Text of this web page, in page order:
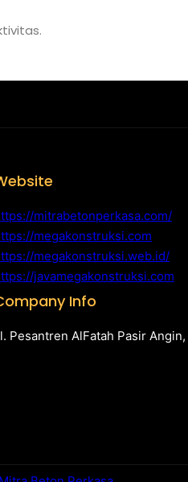
mitrabetonperkasa.com/
megakonstruksi.com
megakonstruksi.web.id/
javamegakonstruksi.com
Info
Pesantren AlFatah Pasir